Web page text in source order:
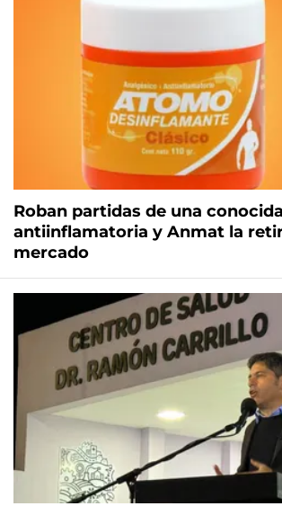
Roban partidas de una
antiinflamatoria y Anmat la
mercado